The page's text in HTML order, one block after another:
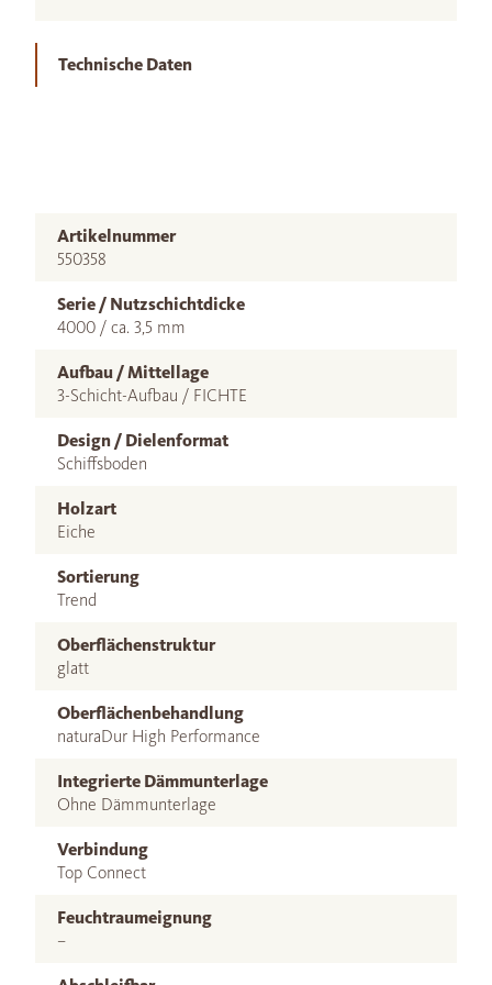
Technische Daten
Artikelnummer
550358
Serie / Nutzschichtdicke
4000 / ca. 3,5 mm
Aufbau / Mittellage
3-Schicht-Aufbau / FICHTE
Design / Dielenformat
Schiffsboden
Holzart
Eiche
Sortierung
Trend
Oberflächenstruktur
glatt
Oberflächenbehandlung
naturaDur High Performance
Integrierte Dämmunterlage
Ohne Dämmunterlage
Verbindung
Top Connect
Feuchtraumeignung
–